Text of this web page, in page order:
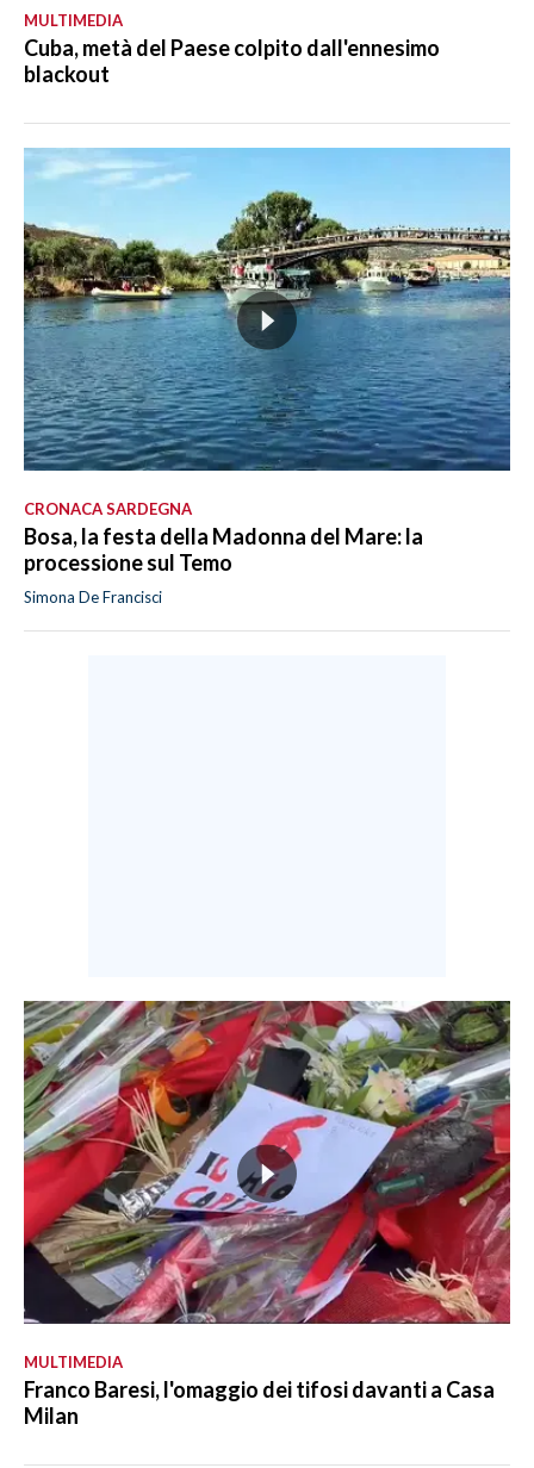
MULTIMEDIA
Cuba, metà del Paese colpito dall'ennesimo
blackout
CRONACA SARDEGNA
Bosa, la festa della Madonna del Mare: la
processione sul Temo
Simona De Francisci
MULTIMEDIA
Franco Baresi, l'omaggio dei tifosi davanti a Casa
Milan